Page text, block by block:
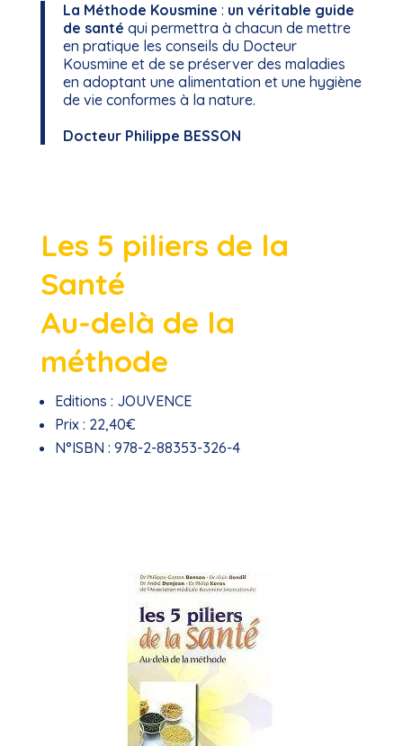
La Méthode Kousmine : un véritable guide
de santé qui permettra à chacun de mettre
en pratique les conseils du Docteur
Kousmine et de se préserver des maladies
en adoptant une alimentation et une hygiène
de vie conformes à la nature.
Docteur Philippe BESSON
Les 5 piliers de la
Santé
Au-delà de la
méthode
Editions : JOUVENCE
Prix : 22,40€
N°ISBN : 978-2-88353-326-4